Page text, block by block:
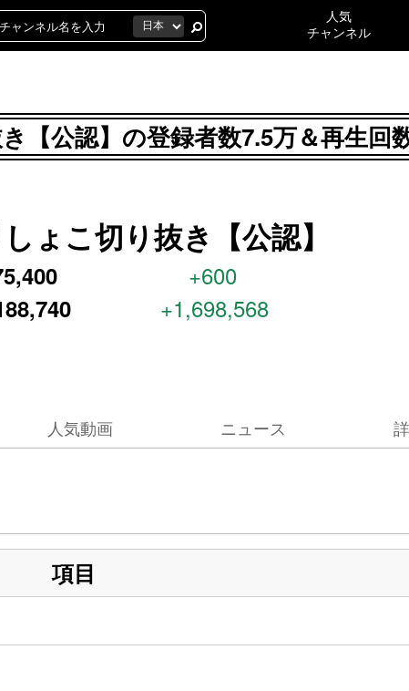
人気
チャンネル
【公認】の登録者数7.5万＆再生回
ょこ切り抜き【公認】
+600
+1,698,568
人気動画 ニュース
項目